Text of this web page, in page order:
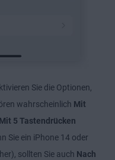
Sie die Optionen,
wahrscheinlich Mit
Mit 5 Tastendrücken
Sie ein iPhone 14 oder
sollten Sie auch Nach